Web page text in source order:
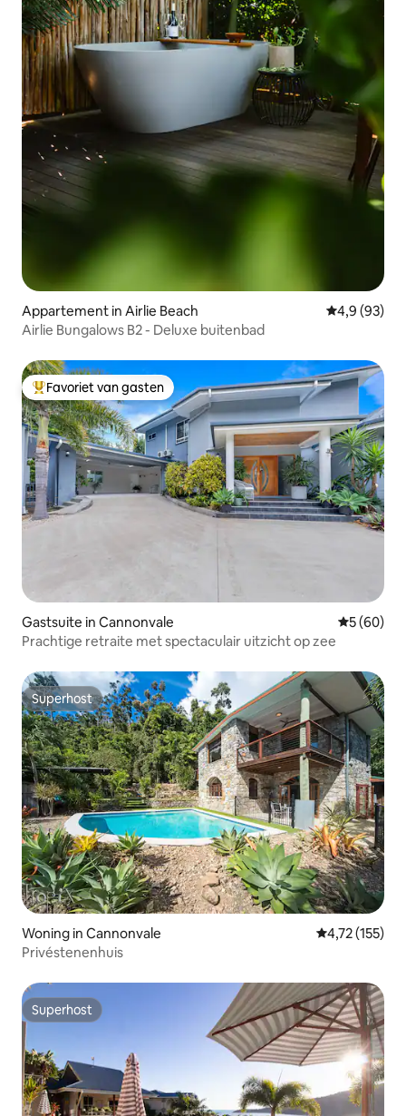
Appartement in Airlie Beach Gemiddelde
4,9 (93)
Airlie Bungalows B2 - Deluxe buitenbad
Topfavoriet van gasten
Favoriet van gasten
Gastsuite in Cannonvale
5 (60)
Prachtige retraite met spectaculair uitzicht op zee
Superhost
Superhost
Woning in Cannonvale Gemiddelde
4,72 (155)
Privéstenenhuis
Superhost
Superhost